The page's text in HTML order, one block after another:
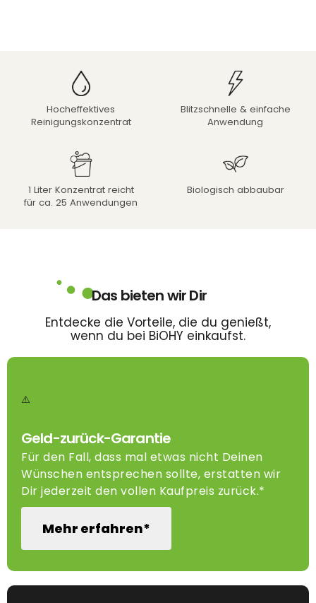
Hocheffektives
Reinigungskonzentrat
Blitzschnelle & einfache
Anwendung
1 Liter Konzentrat reicht
für ca. 25 Anwendungen
Biologisch abbaubar
Das bieten wir Dir
Entdecke die Vorteile, die du genießt,
wenn du bei BiOHY einkaufst.
Geld-zurück-Garantie
Für den Fall, dass mal etwas nicht Deinen
Wünschen entsprechen sollte, erstatten wir
Dir jederzeit den vollen Kaufpreis zurück.*
Mehr erfahren*